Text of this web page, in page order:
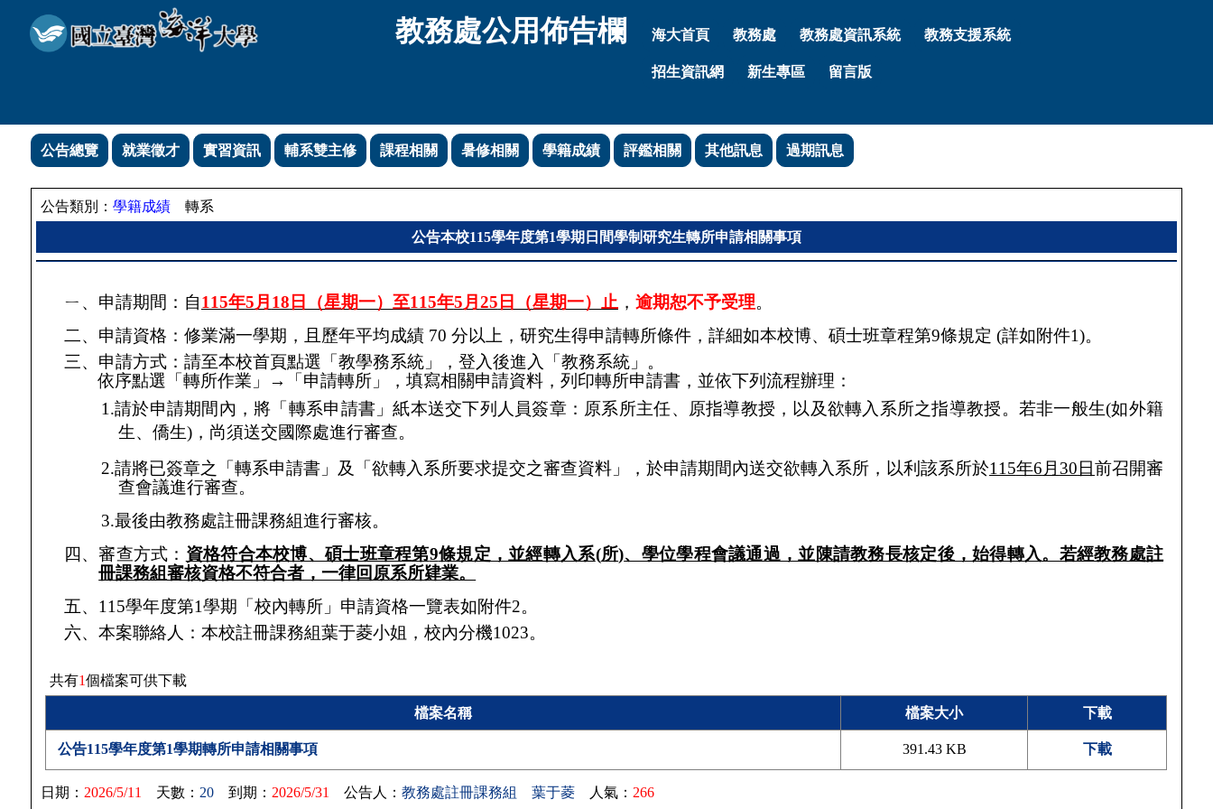
教務處公用佈告欄 海大首頁 教務處 教務處資訊系統 教務支援系統
招生資訊網 新生專區 留言版
公告總覽 就業徵才 實習資訊 輔系雙主修 課程相關 暑修相關 學籍成績 評鑑相關 其他訊息 過期訊息
公告類別：學籍成績 轉系
公告本校115學年度第1學期日間學制研究生轉所申請相關事項
ㄧ、申請期間：自115年5月 18 日（星期一）至115年5月 25 日（星期一）止 ， 逾期恕不予受理。
二、申請資格：修業滿一學期，且歷年平均成績70 分以上，研究生得申請轉所條件，詳細如本校博、碩士班章程第9條規定 (詳如附件1)。
三、申請方式： 請至本校首頁點選「教學務系統」，登入後進入「教務系統」。
依序點選「轉所作業」
→
「申請轉所」，填寫相關申請資料，列印轉所申請書，並依下列流程辦理：
1.請於申請期間內，將「轉系申請書」紙本送交下列人員簽章：原系所主任、原指導教授，以及欲轉入系所之指導教授。若非一般生(如外籍
生、僑生)，尚須送交國際處進行審查。
2.請將已簽章之「轉系申請書」及「欲轉入系所要求提交之審查資料」，於申請期間內送交欲轉入系所，以利該系所於115年6 月 30 日前召開審
查會議進行審查。
3.最後由教務處註冊課務組進行審核。
四、審查方式： 資格符合本校博、碩士班章程第9條規定，並經轉入系(所)、學位學程會議通過，並陳請教務長核定後，始得轉入。若經教務處註
冊課務組審核資格不符合者，一律回原系所肄業。
五、 115學年度第1學期「校內轉所」申請資格一覽表如附件2。
六、本案聯絡人：本校註冊課務組葉于菱小姐，校內分機1023。
共有1個檔案可供下載
檔案名稱 檔案大小 下載
公告115學年度第1學期轉所申請相關事項 391.43 KB 下載
日期： 2026/5/11 天數： 20 到期： 2026/5/31 公告人：教務處註冊課務組 葉于菱 人氣： 266